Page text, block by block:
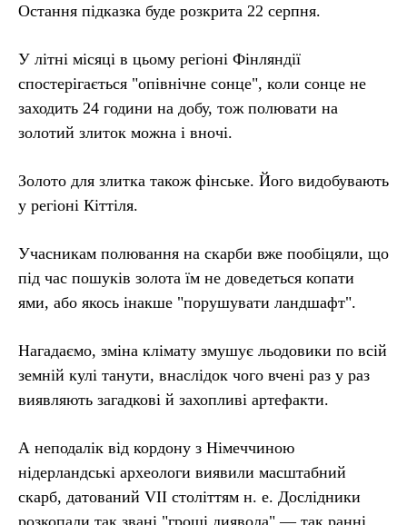
Остання підказка буде розкрита 22 серпня.
У літні місяці в цьому регіоні Фінляндії
спостерігається "опівнічне сонце", коли сонце не
заходить 24 години на добу, тож полювати на
золотий злиток можна і вночі.
Золото для злитка також фінське. Його видобувають
у регіоні Кіттіля.
Учасникам полювання на скарби вже пообіцяли, що
під час пошуків золота їм не доведеться копати
ями, або якось інакше "порушувати ландшафт".
Нагадаємо, зміна клімату змушує льодовики по всій
земній кулі танути, внаслідок чого вчені раз у раз
виявляють загадкові й захопливі артефакти.
А неподалік від кордону з Німеччиною
нідерландські археологи виявили масштабний
скарб, датований VII століттям н. е. Дослідники
розкопали так звані "гроші диявола" — так ранні